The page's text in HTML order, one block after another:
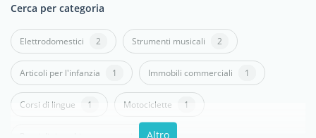
Cerca per categoria
Elettrodomestici 2 Strumenti musicali 2
Articoli per l'infanzia 1 Immobili commerciali 1
Corsi di lingue 1 Motociclette 1
Altro